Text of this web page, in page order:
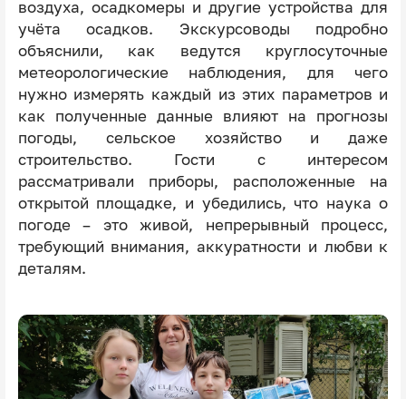
воздуха, осадкомеры и другие устройства для
учёта осадков. Экскурсоводы подробно
объяснили, как ведутся круглосуточные
метеорологические наблюдения, для чего
нужно измерять каждый из этих параметров и
как полученные данные влияют на прогнозы
погоды, сельское хозяйство и даже
строительство. Гости с интересом
рассматривали приборы, расположенные на
открытой площадке, и убедились, что наука о
погоде – это живой, непрерывный процесс,
требующий внимания, аккуратности и любви к
деталям.